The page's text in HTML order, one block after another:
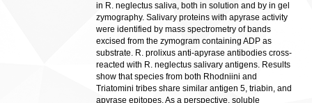
in R. neglectus saliva, both in solution and by in gel
zymography. Salivary proteins with apyrase activity
were identified by mass spectrometry of bands
excised from the zymogram containing ADP as
substrate. R. prolixus anti-apyrase antibodies cross-
reacted with R. neglectus salivary antigens. Results
show that species from both Rhodniini and
Triatomini tribes share similar antigen 5, triabin, and
apyrase epitopes. As a perspective, soluble